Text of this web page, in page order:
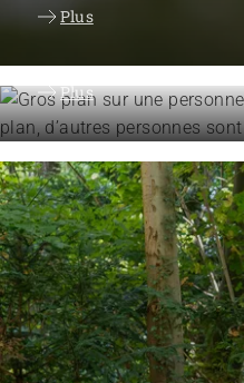
Plus
Engagement
Plus